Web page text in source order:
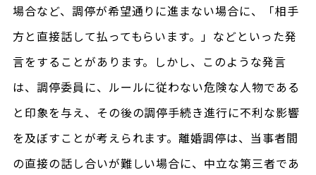
場合など、調停が希望通りに進まない場合に、「相手
方と直接話して払ってもらいます。」などといった発
言をすることがあります。しかし、このような発言
は、調停委員に、ルールに従わない危険な人物である
と印象を与え、その後の調停手続き進行に不利な影響
を及ぼすことが考えられます。離婚調停は、当事者間
の直接の話し合いが難しい場合に、中立な第三者であ